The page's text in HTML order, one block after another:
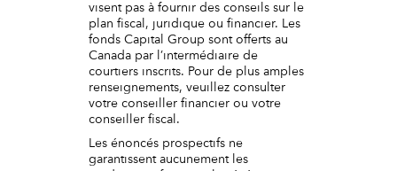
visent pas à fournir des conseils sur le
plan fiscal, juridique ou financier. Les
fonds Capital Group sont offerts au
Canada par l’intermédiaire de
courtiers inscrits. Pour de plus amples
renseignements, veuillez consulter
votre conseiller financier ou votre
conseiller fiscal.
Les énoncés prospectifs ne
garantissent aucunement les